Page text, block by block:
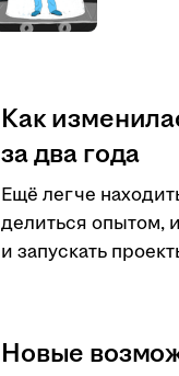
Как
за два года
Ещё легче
делиться опытом,
и запускать
Новые